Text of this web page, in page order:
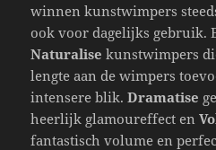
winnen kunstwimpers
ook voor dagelijks gebruik.
Naturalise kunstwimpers
lengte aan de wimpers
intensere blik.Dramatise
heerlijk glamoureffect en
fantastisch volume en